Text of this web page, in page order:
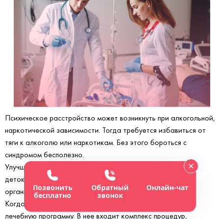
Психическое расстройство может возникнуть при алкогольной,
наркотической зависимости. Тогда требуется избавиться от
тяги к алкоголю или наркотикам. Без этого бороться с
синдромом бесполезно.
Улучшить состояние пациента при зависимости помогает
детоксикация. Требуется удаление опасных веществ из
организма. Детокс проводят дома или в больнице.
Когда состояние пациента улучшено, можно составлять
лечебную программу. В нее входит комплекс процедур,
Позвонить
бесплатно
Обратный
звонок
Онлайн-чат